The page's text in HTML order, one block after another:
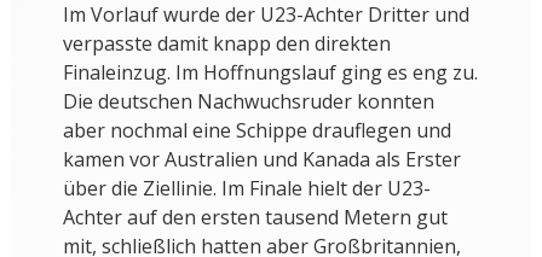
Im Vorlauf wurde der U23-Achter Dritter und
verpasste damit knapp den direkten
Finaleinzug. Im Hoffnungslauf ging es eng zu.
Die deutschen Nachwuchsruder konnten
aber nochmal eine Schippe drauflegen und
kamen vor Australien und Kanada als Erster
über die Ziellinie. Im Finale hielt der U23-
Achter auf den ersten tausend Metern gut
mit, schließlich hatten aber Großbritannien,